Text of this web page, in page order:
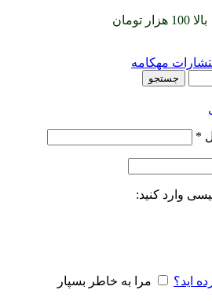
بالا 100 هزار تومان
جستجو
*
وارد کنید:
اید؟ مرا به خاطر بسپار